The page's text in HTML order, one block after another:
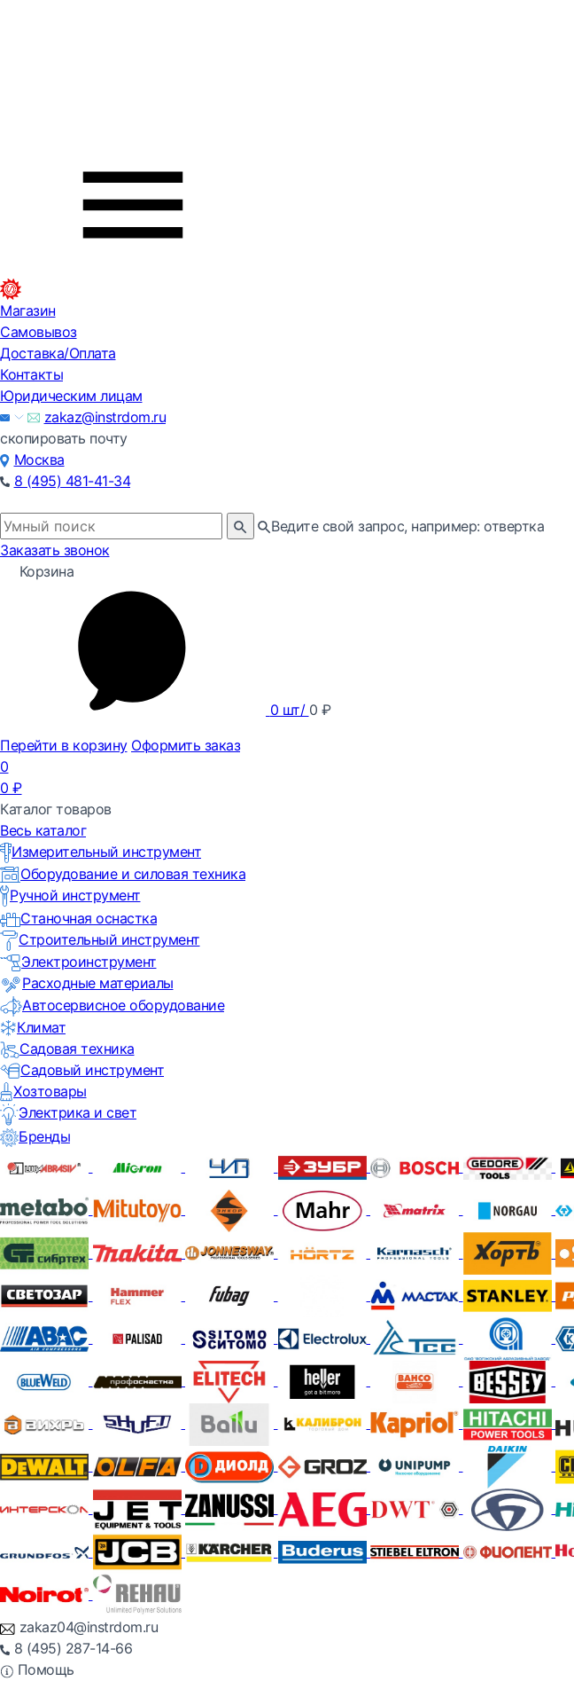
Магазин
Самовывоз
Доставка/Оплата
Контакты
Юридическим лицам
zakaz@instrdom.ru
скопировать почту
Москва
8 (495) 481-41-34
Ведите свой запрос, например: отвертка
Заказать звонок
Корзина
0 шт/ 0 ₽
Перейти в корзину Оформить заказ
0
0 ₽
Каталог товаров
Весь каталог
Измерительный инструмент
Оборудование и силовая техника
Ручной инструмент
Станочная оснастка
Строительный инструмент
Электроинструмент
Расходные материалы
Автосервисное оборудование
Климат
Садовая техника
Садовый инструмент
Хозтовары
Электрика и свет
Бренды
zakaz04@instrdom.ru
8 (495) 287-14-66
Помощь